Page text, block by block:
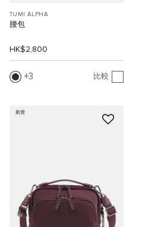
TUMI ALPHA
腰包
HK$2,800
3 比較
新貨